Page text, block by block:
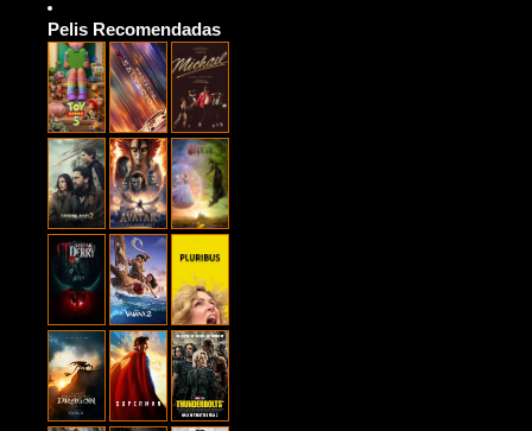
Pelis Recomendadas